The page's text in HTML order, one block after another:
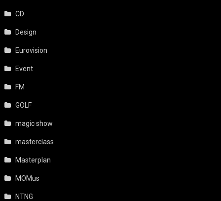
CD
Design
Eurovision
Event
FM
GOLF
magic show
masterclass
Masterplan
MOMus
NTNG